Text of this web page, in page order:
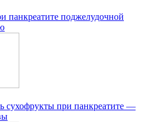
панкреатите поджелудочной
сухофрукты при панкреатите —